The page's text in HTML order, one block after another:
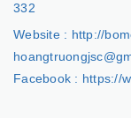
332
Website : http://
Facebook : https://